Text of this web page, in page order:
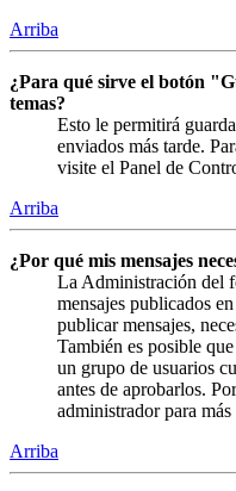
Arriba
¿Para qué sirve el botón
temas?
Esto le permitirá
enviados más tarde.
visite el Panel de
Arriba
¿Por qué mis mensajes
La Administración del
mensajes publicados
publicar mensajes,
También es posible
un grupo de usuarios
antes de aprobarlos.
administrador para
Arriba